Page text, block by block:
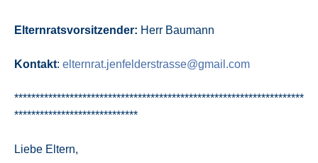
Elternratsvorsitzender: Herr Baumann
Kontakt: elternrat.jenfelderstrasse@gmail.com
********************************************************************
*****************************
Liebe Eltern,